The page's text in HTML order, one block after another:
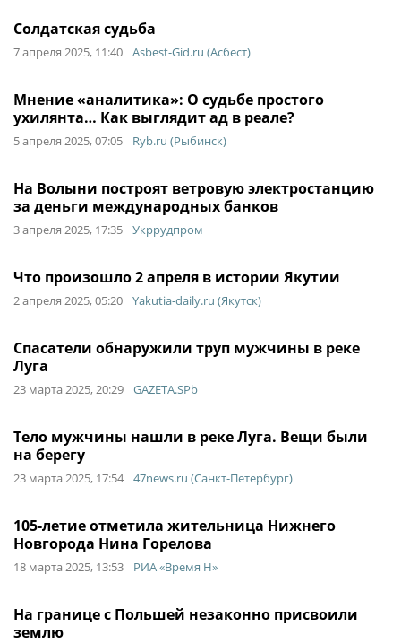
Солдатская судьба
7 апреля 2025, 11:40 Asbest-Gid.ru (Асбест)
Мнение «аналитика»: О судьбе простого
ухилянта… Как выглядит ад в реале?
5 апреля 2025, 07:05 Ryb.ru (Рыбинск)
На Волыни построят ветровую электростанцию
за деньги международных банков
3 апреля 2025, 17:35 Укррудпром
Что произошло 2 апреля в истории Якутии
2 апреля 2025, 05:20 Yakutia-daily.ru (Якутск)
Спасатели обнаружили труп мужчины в реке
Луга
23 марта 2025, 20:29 GAZETA.SPb
Тело мужчины нашли в реке Луга. Вещи были
на берегу
23 марта 2025, 17:54 47news.ru (Санкт-Петербург)
105-летие отметила жительница Нижнего
Новгорода Нина Горелова
18 марта 2025, 13:53 РИА «Время Н»
На границе с Польшей незаконно присвоили
землю